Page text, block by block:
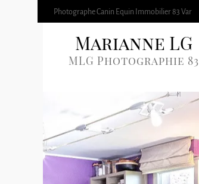
Marianne LG
MLG Photographie 83
Photographe Canin Equin Immobilier 83 Var